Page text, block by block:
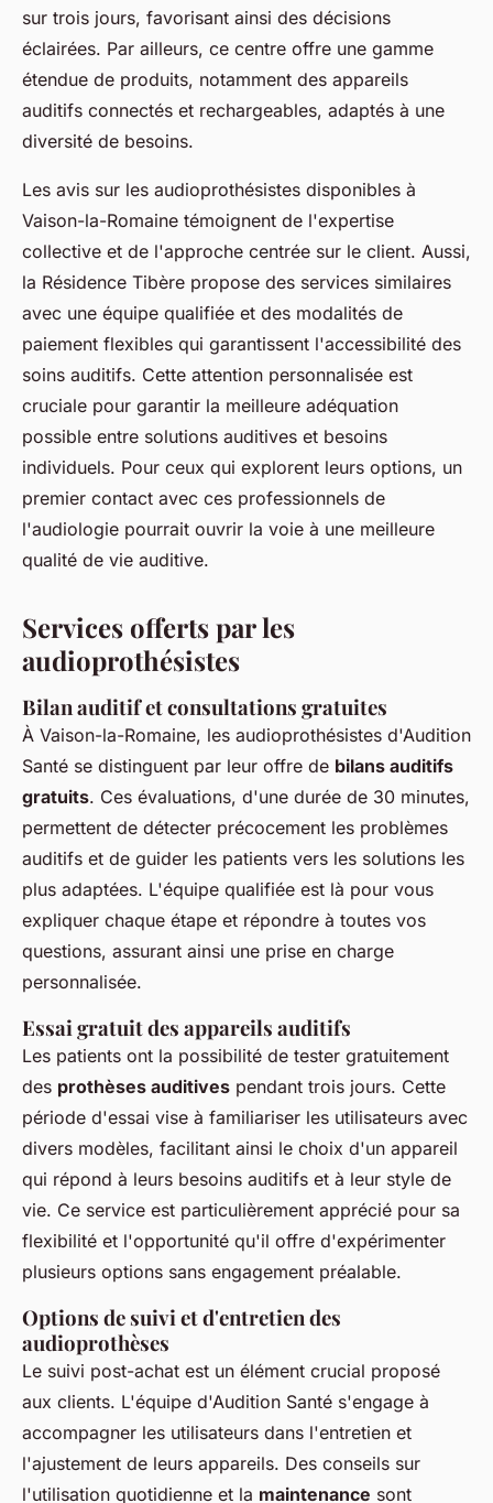
sur trois jours, favorisant ainsi des décisions
éclairées. Par ailleurs, ce centre offre une gamme
étendue de produits, notamment des appareils
auditifs connectés et rechargeables, adaptés à une
diversité de besoins.
Les avis sur les audioprothésistes disponibles à
Vaison-la-Romaine témoignent de l'expertise
collective et de l'approche centrée sur le client. Aussi,
la Résidence Tibère propose des services similaires
avec une équipe qualifiée et des modalités de
paiement flexibles qui garantissent l'accessibilité des
soins auditifs. Cette attention personnalisée est
cruciale pour garantir la meilleure adéquation
possible entre solutions auditives et besoins
individuels. Pour ceux qui explorent leurs options, un
premier contact avec ces professionnels de
l'audiologie pourrait ouvrir la voie à une meilleure
qualité de vie auditive.
Services offerts par les
audioprothésistes
Bilan auditif et consultations gratuites
À Vaison-la-Romaine, les audioprothésistes d'Audition
Santé se distinguent par leur offre de bilans auditifs
gratuits. Ces évaluations, d'une durée de 30 minutes,
permettent de détecter précocement les problèmes
auditifs et de guider les patients vers les solutions les
plus adaptées. L'équipe qualifiée est là pour vous
expliquer chaque étape et répondre à toutes vos
questions, assurant ainsi une prise en charge
personnalisée.
Essai gratuit des appareils auditifs
Les patients ont la possibilité de tester gratuitement
des prothèses auditives pendant trois jours. Cette
période d'essai vise à familiariser les utilisateurs avec
divers modèles, facilitant ainsi le choix d'un appareil
qui répond à leurs besoins auditifs et à leur style de
vie. Ce service est particulièrement apprécié pour sa
flexibilité et l'opportunité qu'il offre d'expérimenter
plusieurs options sans engagement préalable.
Options de suivi et d'entretien des
audioprothèses
Le suivi post-achat est un élément crucial proposé
aux clients. L'équipe d'Audition Santé s'engage à
accompagner les utilisateurs dans l'entretien et
l'ajustement de leurs appareils. Des conseils sur
l'utilisation quotidienne et la maintenance sont